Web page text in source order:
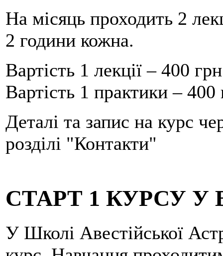
На місяць проходить 2
2 години кожна.
Вартість 1 лекції – 400 грн
Вартість 1 практики – 400
Деталі та запис на курс
розділі "Контакти"
СТАРТ 1 КУРСУ У
У Школі Авестійської